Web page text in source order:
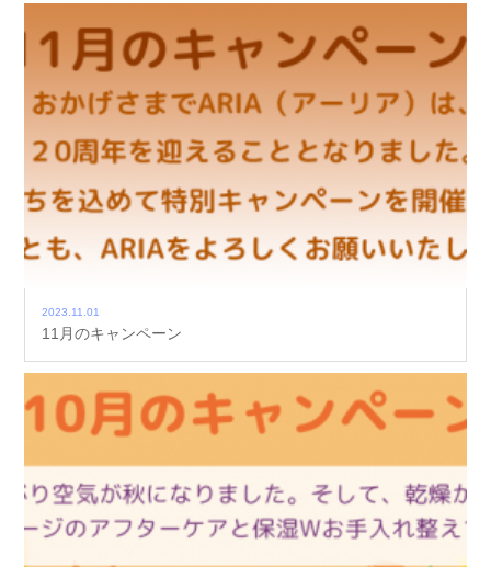
2023.11.01
11月のキャンペーン